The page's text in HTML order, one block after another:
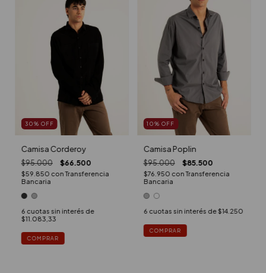
30% OFF
Camisa Corderoy
$95.000 $66.500
$59.850 con Transferencia
Bancaria
6 cuotas sin interés de
$11.083,33
COMPRAR
10%OFF
Camisa Poplin
$95.000 $85.500
$76.950 conTransferencia
Bancaria
6 cuotas sin interés de$14.250
COMPRAR